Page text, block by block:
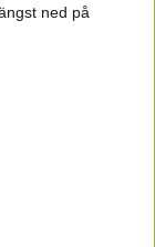
ned på